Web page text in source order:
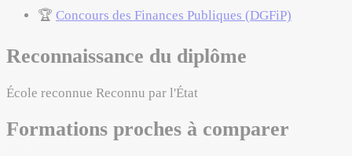
🏆 Concours des Finances Publiques (DGFiP)
Reconnaissance du diplôme
École reconnue Reconnu par l'État
Formations proches à comparer